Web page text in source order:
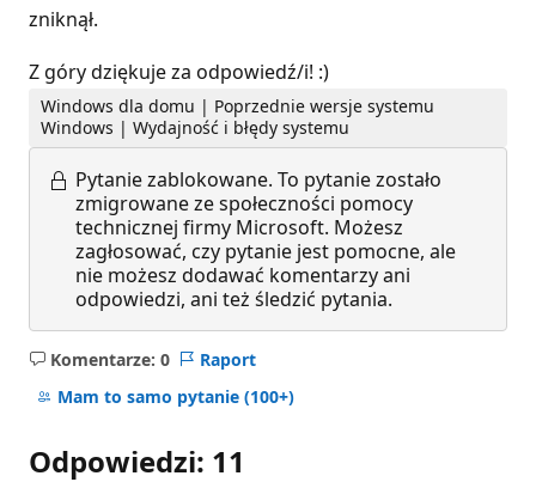
zniknął.
Z góry dziękuje za odpowiedź/i! :)
Windows dla domu | Poprzednie wersje systemu
Windows | Wydajność i błędy systemu
Pytanie zablokowane. To pytanie zostało
zmigrowane ze społeczności pomocy
technicznej firmy Microsoft. Możesz
zagłosować, czy pytanie jest pomocne, ale
nie możesz dodawać komentarzy ani
odpowiedzi, ani też śledzić pytania.
Komentarze: 0
Brak
komentarzy
Raport
Mam to samo pytanie (100+)
Odpowiedzi: 11